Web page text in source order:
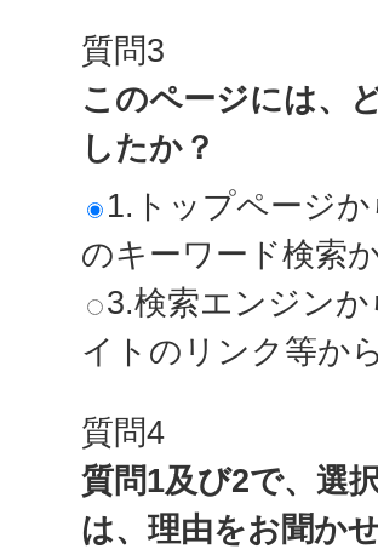
質問3
このページには、
したか？
1.トップページか
のキーワード検索
3.検索エンジンか
イトのリンク等から
質問4
質問1及び2で、選
は、理由をお聞か